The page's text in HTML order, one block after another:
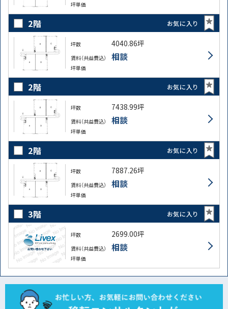
坪単価
2階 お気に入り
坪数 4040.86坪
賃料（共益費込） 相談
坪単価
2階 お気に入り
坪数 7438.99坪
賃料（共益費込） 相談
坪単価
2階 お気に入り
坪数 7887.26坪
賃料（共益費込） 相談
坪単価
3階 お気に入り
坪数 2699.00坪
賃料（共益費込） 相談
坪単価